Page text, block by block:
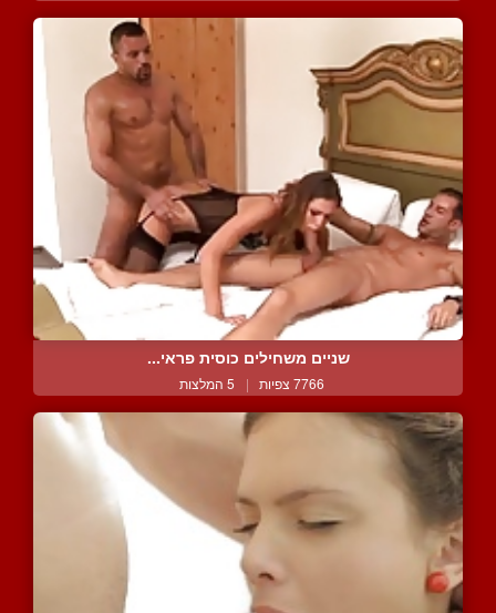
שניים משחילים כוסית פראי...
7766 צפיות | 5 המלצות